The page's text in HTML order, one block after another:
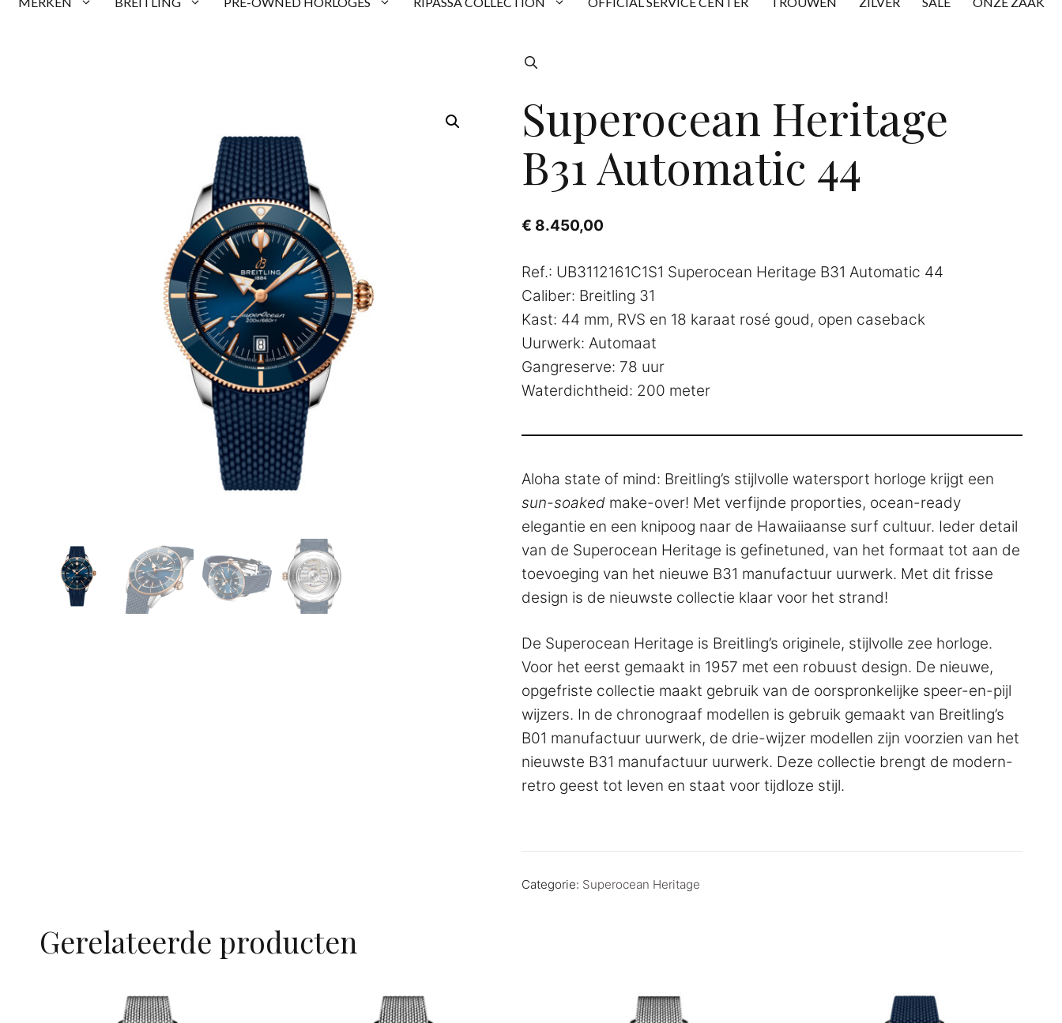
Superocean Heritage
B31 Automatic 44
€ 8.450,00
Ref.: UB3112161C1S1 Superocean Heritage B31 Automatic 44
Caliber: Breitling 31
Kast: 44 mm, RVS en 18 karaat rosé goud, open caseback
Uurwerk: Automaat
Gangreserve: 78 uur
Waterdichtheid: 200 meter
Aloha state of mind: Breitling’s stijlvolle watersport horloge krijgt een
sun-soakedmake-over! Met verfijnde proporties, ocean-ready
elegantie en een knipoog naar de Hawaiiaanse surf cultuur. Ieder detail
van de Superocean Heritage is gefinetuned, van het formaat tot aan de
toevoeging van het nieuwe B31 manufactuur uurwerk. Met dit frisse
design is de nieuwste collectie klaar voor het strand!
De Superocean Heritage is Breitling’s originele, stijlvolle zee horloge.
Voor het eerst gemaakt in 1957 met een robuust design. De nieuwe,
opgefriste collectie maakt gebruik van de oorspronkelijke speer-en-pijl
wijzers. In de chronograaf modellen is gebruik gemaakt van Breitling’s
B01 manufactuur uurwerk, de drie-wijzer modellen zijn voorzien van het
nieuwste B31 manufactuur uurwerk. Deze collectie brengt de modern-
retro geest tot leven en staat voor tijdloze stijl.
Categorie: Superocean Heritage
Gerelateerde producten